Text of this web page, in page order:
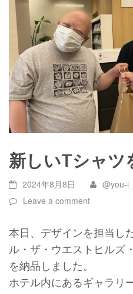
新しいTシャツ
2024年8月8日
@you-
Leave a comment
本日、デザインを担当し
ル・ザ・ウエストヒルズ
を納品しました。
ホテル内にあるギャラリ